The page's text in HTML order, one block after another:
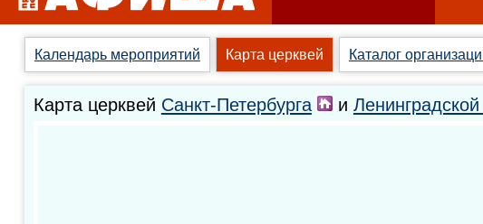
Календарь мероприятий Карта церквей Каталог
Карта церквей Санкт-Петербурга и